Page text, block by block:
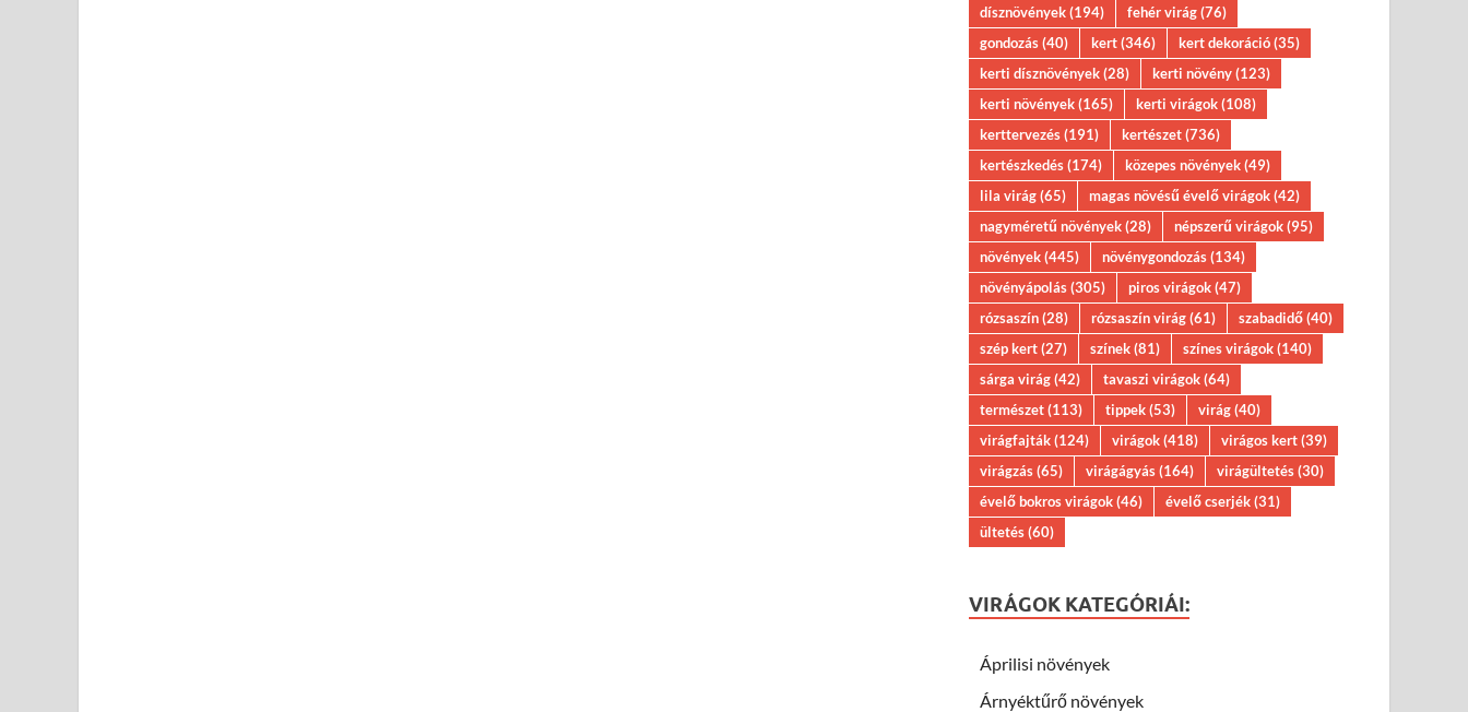
dísznövények(194) fehér virág(76)
gondozás(40) kert(346) kert dekoráció(35)
kerti dísznövények(28) kerti növény(123)
kerti növények(165) kerti virágok(108)
kerttervezés(191) kertészet(736)
kertészkedés(174) közepes növények(49)
lila virág(65) magas növésű évelő virágok(42)
nagyméretű növények(28) népszerű virágok(95)
növények(445) növénygondozás(134)
növényápolás(305) piros virágok(47)
rózsaszín(28) rózsaszín virág(61) szabadidő(40)
szép kert(27) színek(81) színes virágok(140)
sárga virág(42) tavaszi virágok(64)
természet(113) tippek(53) virág(40)
virágfajták(124) virágok(418) virágos kert(39)
virágzás(65) virágágyás(164) virágültetés(30)
évelő bokros virágok(46) évelő cserjék(31)
ültetés(60)
VIRÁGOK KATEGÓRIÁI:
Áprilisi növények
Árnyéktűrő növények